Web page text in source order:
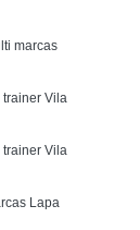
marcas
Vila
Vila
Lapa